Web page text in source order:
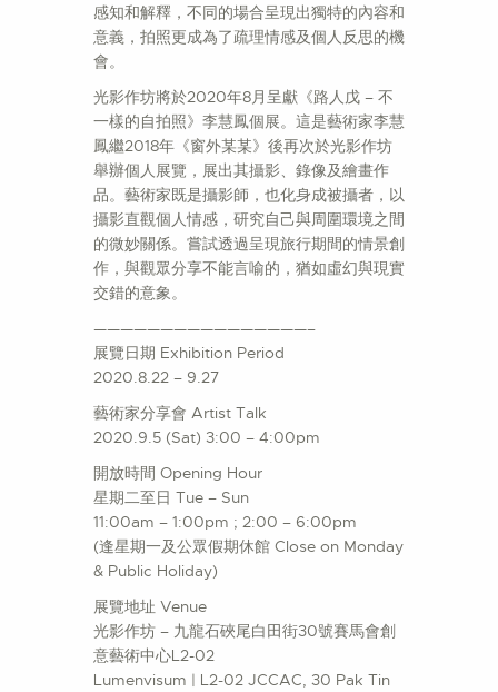
感知和解釋，不同的場合呈現出獨特的內容和
意義，拍照更成為了疏理情感及個人反思的機
會。
光影作坊將於2020年8月呈獻《路人戊 – 不
一樣的自拍照》李慧鳳個展。這是藝術家李慧
鳳繼2018年《窗外某某》後再次於光影作坊
舉辦個人展覽，展出其攝影、錄像及繪畫作
品。藝術家既是攝影師，也化身成被攝者，以
攝影直觀個人情感，研究自己與周圍環境之間
的微妙關係。嘗試透過呈現旅行期間的情景創
作，與觀眾分享不能言喻的，猶如虛幻與現實
交錯的意象。
————————————————–
展覽日期 Exhibition Period
2020.8.22 – 9.27
藝術家分享會 Artist Talk
2020.9.5 (Sat) 3:00 – 4:00pm
開放時間 Opening Hour
星期二至日 Tue – Sun
11:00am – 1:00pm ; 2:00 – 6:00pm
(逢星期一及公眾假期休館 Close on Monday
& Public Holiday)
展覽地址 Venue
光影作坊 – 九龍石硤尾白田街30號賽馬會創
意藝術中心L2-02
Lumenvisum | L2-02 JCCAC, 30 Pak Tin